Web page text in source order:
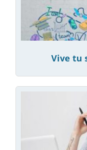
Vive tu